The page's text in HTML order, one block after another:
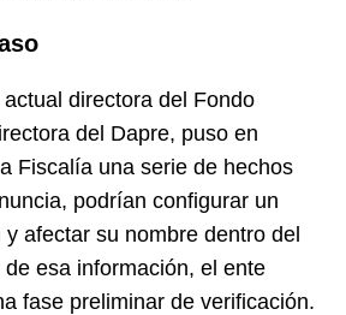
directora del Fondo
del Dapre, puso en
Fiscalía una serie de hechos
podrían configurar un
afectar su nombre dentro del
de esa información, el ente
fase preliminar de verificación.